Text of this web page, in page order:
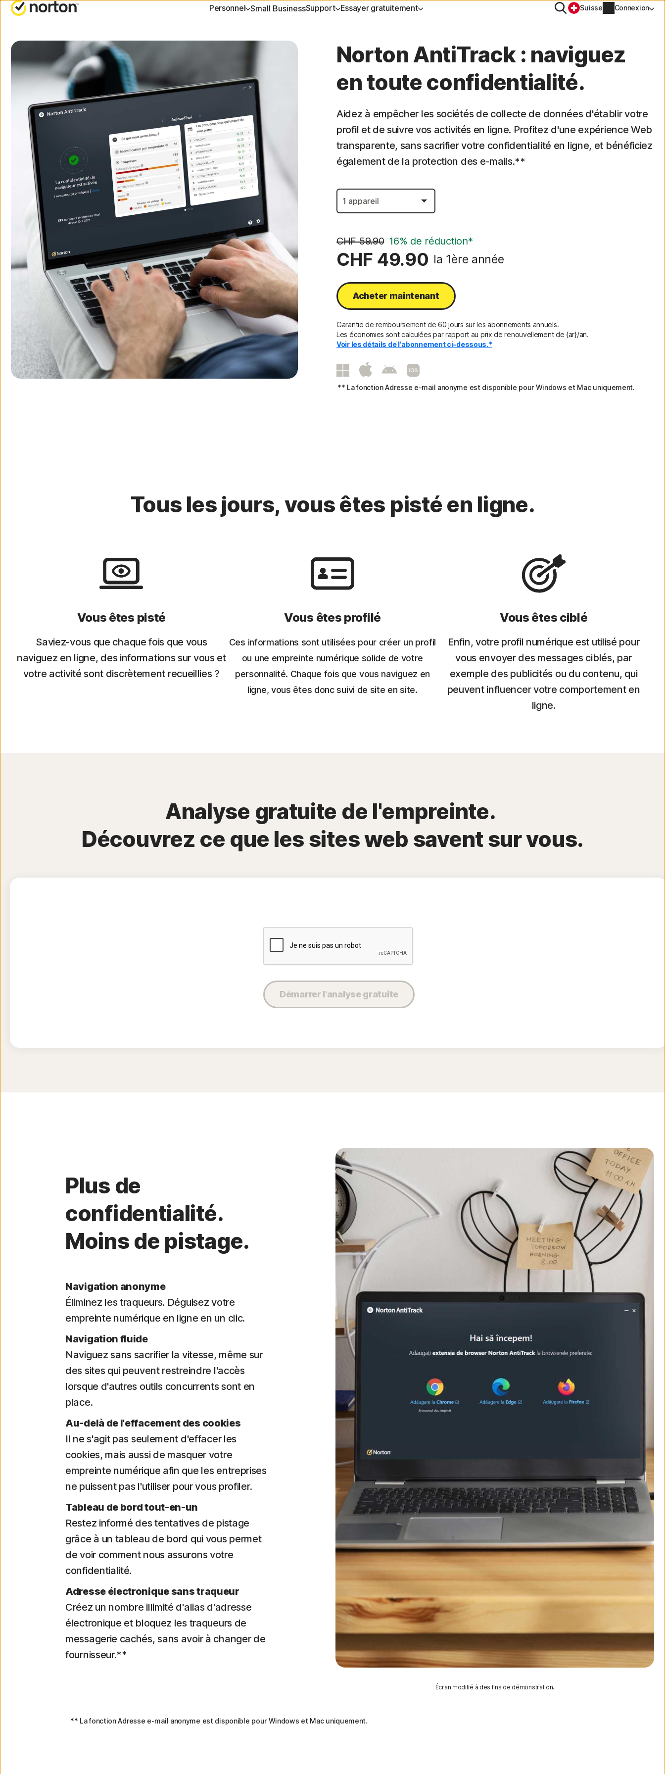
Personnel
Norton 360 Advanced
Norton 360 Premium
Norton 360 Deluxe
Norton 360 Standard
Norton AntiVirus Plus
Norton Mobile Security pour
Norton Mobile Security pour iOS™
Norton VPN
Norton AntiTrack
Tous les produits et services
Small BusinessSupport
Comment renouveler
Services haut de gamme
Essayer gratuitement
Essais gratuits
Rechercher
Suisse Connexion
Informations sur le compte
Informations de facturation
Norton AntiTrack : naviguez
en toute confidentialité.
Aidez à empêcher les sociétés de collecte de données d'établir votre
profil et de suivre vos activités en ligne. Profitez d'une expérience Web
transparente, sans sacrifier votre confidentialité en ligne, et bénéficiez
également de la protection des e-mails.**
CHF 59.90 16% de réduction*
CHF 49.90 la 1ère année
Acheter maintenant
Garantie de remboursement de 60 jours sur les abonnements annuels.
Les économies sont calculées par rapport au prix de renouvellement de {ar}/an.
Voir les détails de l'abonnement ci-dessous.*
** La fonction Adresse e-mail anonyme est disponible pour Windows et Mac uniquement.
Tous les jours, vous êtes pisté en ligne.
Vous êtes pisté
Saviez-vous que chaque fois que vous
naviguez en ligne, des informations sur vous et
votre activité sont discrètement recueillies ?
Vous êtes profilé
Ces informations sont utilisées pour créer un profil
ou une empreinte numérique solide de votre
personnalité. Chaque fois que vous naviguez en
ligne, vous êtes donc suivi de site en site.
Vous êtes ciblé
Enfin, votre profil numérique est utilisé pour
vous envoyer des messages ciblés, par
exemple des publicités ou du contenu, qui
peuvent influencer votre comportement en
ligne.
Analyse gratuite de l'empreinte.
Découvrez ce que les sites web savent sur vous.
Démarrer l'analyse gratuite
Écran modifié à des fins de démonstration.
Plus de
confidentialité.
Moins de pistage.
Navigation anonyme
Éliminez les traqueurs. Déguisez votre
empreinte numérique en ligne en un clic.
Navigation fluide
Naviguez sans sacrifier la vitesse, même sur
des sites qui peuvent restreindre l'accès
lorsque d'autres outils concurrents sont en
place.
Au-delà de l'effacement des cookies
Il ne s'agit pas seulement d'effacer les
cookies, mais aussi de masquer votre
empreinte numérique afin que les entreprises
ne puissent pas l'utiliser pour vous profiler.
Tableau de bord tout-en-un
Restez informé des tentatives de pistage
grâce à un tableau de bord qui vous permet
de voir comment nous assurons votre
confidentialité.
Adresse électronique sans traqueur
Créez un nombre illimité d'alias d'adresse
électronique et bloquez les traqueurs de
messagerie cachés, sans avoir à changer de
fournisseur.**
** La fonction Adresse e-mail anonyme est disponible pour Windows et Mac uniquement.